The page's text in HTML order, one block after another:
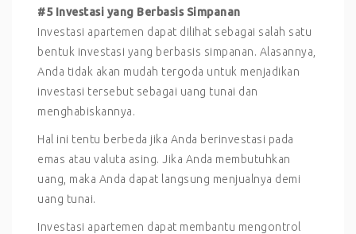
#5 Investasi yang Berbasis Simpanan
Investasi apartemen dapat dilihat sebagai salah satu
bentuk investasi yang berbasis simpanan. Alasannya,
Anda tidak akan mudah tergoda untuk menjadikan
investasi tersebut sebagai uang tunai dan
menghabiskannya.
Hal ini tentu berbeda jika Anda berinvestasi pada
emas atau valuta asing. Jika Anda membutuhkan
uang, maka Anda dapat langsung menjualnya demi
uang tunai.
Investasi apartemen dapat membantu mengontrol